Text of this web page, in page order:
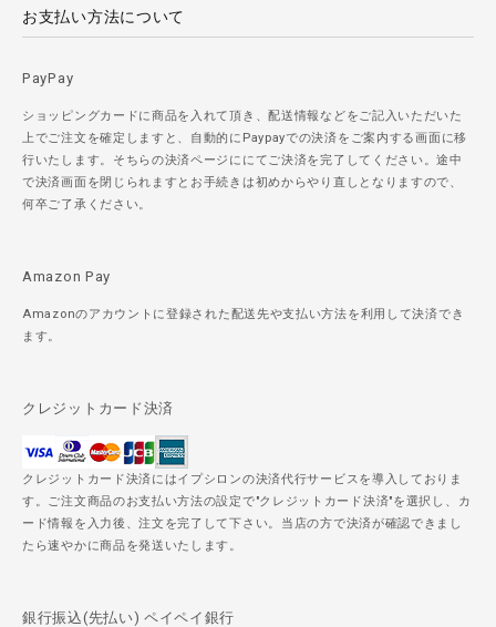
お支払い方法について
PayPay
ショッピングカードに商品を入れて頂き、配送情報などをご記入いただいた
上でご注文を確定しますと、自動的にPaypayでの決済をご案内する画面に移
行いたします。そちらの決済ページににてご決済を完了してください。途中
で決済画面を閉じられますとお手続きは初めからやり直しとなりますので、
何卒ご了承ください。
Amazon Pay
Amazonのアカウントに登録された配送先や支払い方法を利用して決済でき
ます。
クレジットカード決済
クレジットカード決済にはイプシロンの決済代行サービスを導入しておりま
す。ご注文商品のお支払い方法の設定で"クレジットカード決済"を選択し、カ
ード情報を入力後、注文を完了して下さい。当店の方で決済が確認できまし
たら速やかに商品を発送いたします。
銀行振込(先払い) ペイペイ銀行